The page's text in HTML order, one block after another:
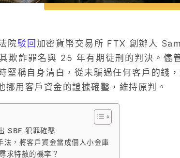
院駁回 加密貨幣交易所 FTX 創辦人
欺詐罪名與 25 年有期徒刑的判決。儘
堅稱自身清白，從未騙過任何客戶的錢
挪用客戶資金的證據確鑿，維持原判。
SBF 犯罪確鑿
，將客戶資金當成個人小金庫
求特赦的機率？